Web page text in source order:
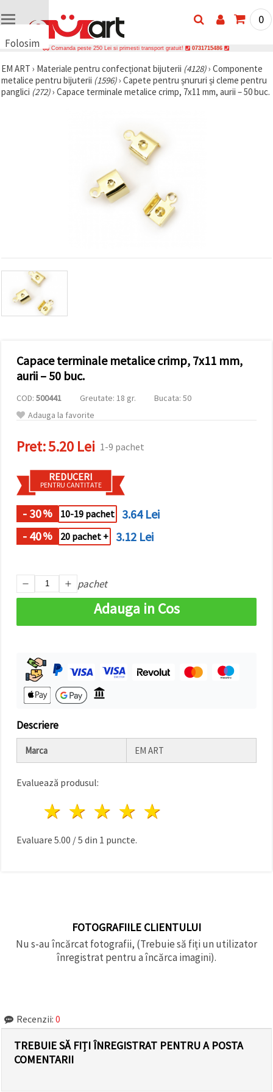
Folosim
uri
🍪 Folosim
cookie-uri
afișa
conținut și
reclame
mai
analiză și
marketing.
acord să
utilizați
toate
cookie -
clic pe
"acceptati
indicați
preferințele
selectând
un tip de
cookie -uri
Аcceptati
0
Comanda peste 250 Lei si primesti transport gratuit! 0731715486
EM ART › Materiale pentru confecționat bijuterii (4128)› Componente
metalice pentru bijuterii (1596)› Capete pentru șnururi și cleme pentru
panglici (272)› Capace terminale metalice crimp, 7x11 mm, aurii – 50 buc.
Capace terminale metalice crimp, 7x11 mm,
aurii – 50 buc.
COD: 500441 Greutate: 18 gr.
Bucata: 50
Adauga la favorite
Pret:5.20 Lei 1-9 pachet
REDUCERI
PENTRU CANTITATE
- 30% 10-19 pachet
3.64 Lei
- 40% 20 pachet + 3.12 Lei
pachet
Adauga in Cos
Descriere
Marca EM ART
Evaluează produsul:
4 stele
3 stele
2 stele
1 stea
Evaluare 5.00 /5 din 1 puncte.
FOTOGRAFIILE CLIENTULUI
Nu s-au încărcat fotografii, (Trebuie să fiți un utilizator
înregistrat pentru a încărca imagini).
Recenzii: 0
TREBUIE SĂ FIȚI ÎNREGISTRAT PENTRU A POSTA
COMENTARII